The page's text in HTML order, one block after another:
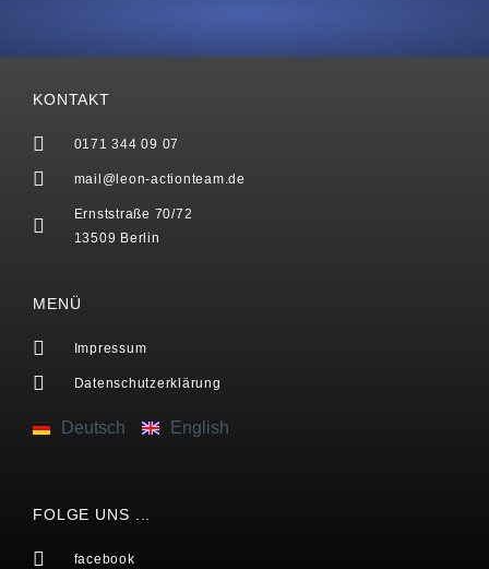
KONTAKT
0171 344 09 07
mail@leon-actionteam.de
Ernststraße 70/72
13509 Berlin
MENÜ
Impressum
Datenschutzerklärung
Deutsch English
FOLGE UNS ...
facebook